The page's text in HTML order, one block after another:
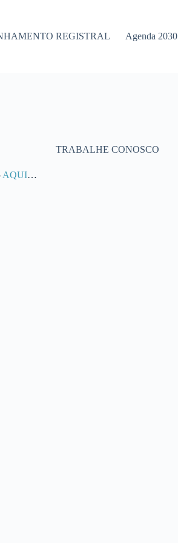
REGISTRAL Agenda 2030
TRABALHE CONOSCO
AQUI…